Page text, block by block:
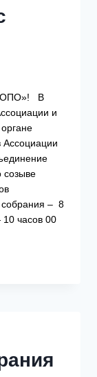
В
и
созыве
– 8
часов 00